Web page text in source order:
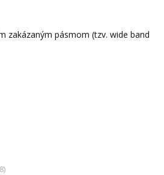
zakázaným pásmom (tzv. wide band